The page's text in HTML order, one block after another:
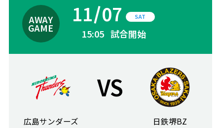
11 07 SAT
15:05 試合開始
広島サンダーズ
VS
日鉄堺BZ